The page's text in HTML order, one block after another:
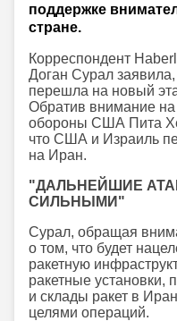
поддержке
стране.
Корреспондент
Доган Сурал
перешла на новый
Обратив внимание
обороны США Пита
что США и Израиль
на Иран.
"ДАЛЬНЕЙШИЕ
СИЛЬНЫМИ"
Сурал, обращая
о том, что будет
ракетную
ракетные установки,
и склады ракет в
целями операций.